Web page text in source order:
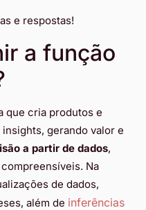
e respostas!
a função
que cria produtos e
gerando valor e
a partir de dados,
Na
de dados,
além de inferências